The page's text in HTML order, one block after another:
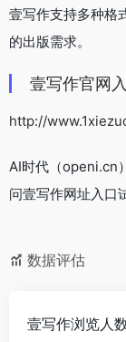
壹写作支持多种格
的出版需求。
壹写作官网
http://
AI时代（openi.cn
问壹写作网址入口
数据评估
壹写作浏览人